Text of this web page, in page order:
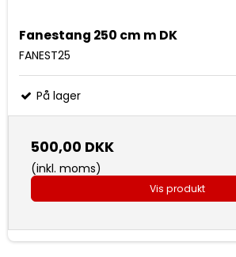
Fanestang 250 cm m DK
FANEST25
På lager
500,00 DKK
(inkl. moms)
Vis produkt